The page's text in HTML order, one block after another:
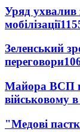
Уряд ухвалив
мобілізації
Зеленський
переговори
Майора ВСП
військовому
"Медові